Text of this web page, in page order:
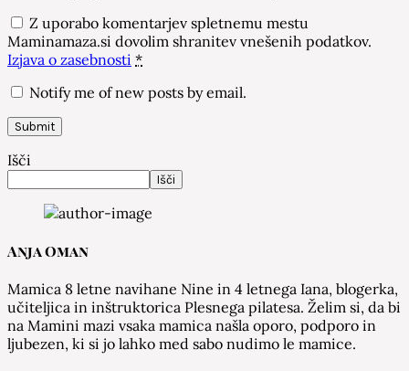
Z uporabo komentarjev spletnemu mestu
Maminamaza.si dovolim shranitev vnešenih podatkov.
Izjava o zasebnosti *
Notify me of new posts by email.
Išči
Išči
Anja Oman
Mamica 8 letne navihane Nine in 4 letnega Iana, blogerka,
učiteljica in inštruktorica Plesnega pilatesa. Želim si, da bi
na Mamini mazi vsaka mamica našla oporo, podporo in
ljubezen, ki si jo lahko med sabo nudimo le mamice.